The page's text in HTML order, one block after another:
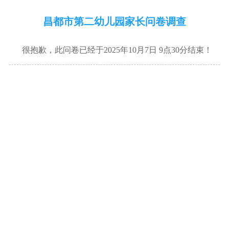
昌都市第二幼儿园家长问卷调查
很抱歉，此问卷已经于2025年10月7日 9点30分结束！